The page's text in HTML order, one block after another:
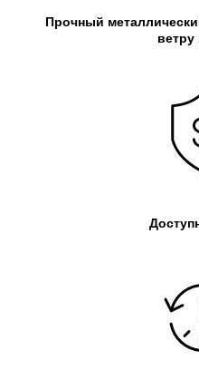
Прочный
ветру